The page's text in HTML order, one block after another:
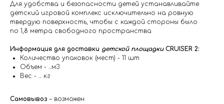
Для удобства и безопасности детей устанавливайте
детский игровой комплекс исключительно на ровную
твердую поверхность, чтобы с каждой стороны было
по 1,8 метра свободного пространства
Информация для доставки детской площадки CRUISER 2:
Количество упаковок (мест) - 11 шт
Объем - ...м3
Вес - ... кг
Самовывоз – возможен